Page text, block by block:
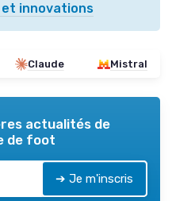
innovations
Claude Mistral
actualités de
de foot
➔ Je m'inscris